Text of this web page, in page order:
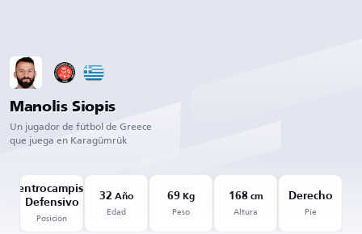
Manolis Siopis
Un jugador de fútbol de Greece
que juega en Karagümrük
Centrocampista
Defensivo
Posición
32 Año
Edad
69 Kg
Peso
168cm
Altura
Derecho
Pie